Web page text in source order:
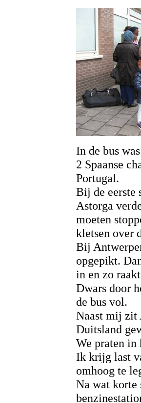
In de bus
2 Spaanse
Portugal.
Bij de eerste
Astorga
moeten
kletsen over
Bij
opgepikt.
in en zo
Dwars door
de bus vol.
Naast mij zit
Duitsland
We praten in
Ik krijg last
omhoog te
Na wat korte